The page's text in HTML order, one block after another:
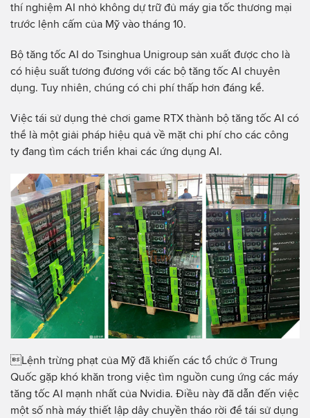
thí nghiệm AI nhỏ không dự trữ đủ máy gia tốc thương mại
trước lệnh cấm của Mỹ vào tháng 10.
Bộ tăng tốc AI do Tsinghua Unigroup sản xuất được cho là
có hiệu suất tương đương với các bộ tăng tốc AI chuyên
dụng. Tuy nhiên, chúng có chi phí thấp hơn đáng kể.
Việc tái sử dụng thẻ chơi game RTX thành bộ tăng tốc AI có
thể là một giải pháp hiệu quả về mặt chi phí cho các công
ty đang tìm cách triển khai các ứng dụng AI.
Lệnh trừng phạt của Mỹ đã khiến các tổ chức ở Trung
Quốc gặp khó khăn trong việc tìm nguồn cung ứng các máy
tăng tốc AI mạnh nhất của Nvidia. Điều này đã dẫn đến việc
một số nhà máy thiết lập dây chuyền tháo rời để tái sử dụng